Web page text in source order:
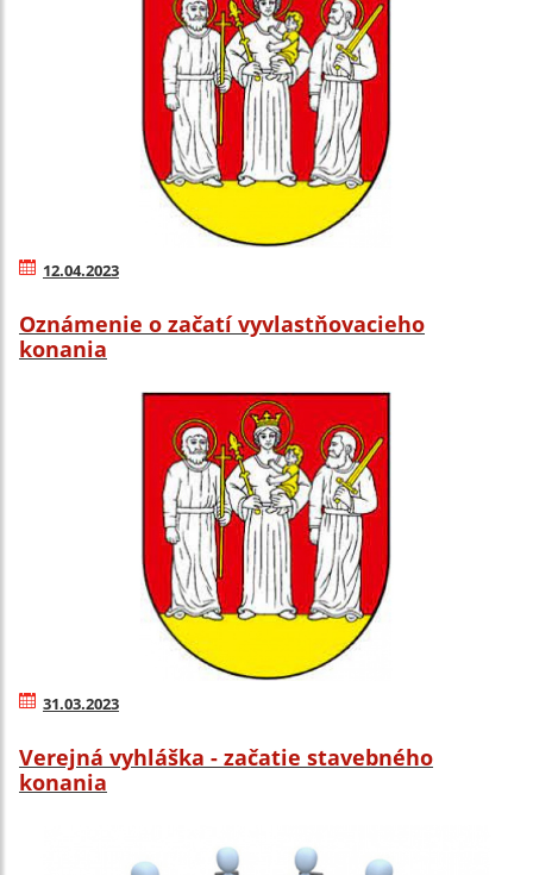
12.04.2023
Oznámenie o začatí vyvlastňovacieho
konania
31.03.2023
Verejná vyhláška - začatie stavebného
konania